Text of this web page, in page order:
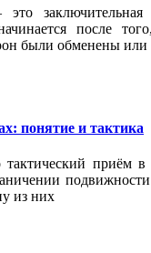
заключительная
после
были обменены или
понятие и тактика
приём в
из них